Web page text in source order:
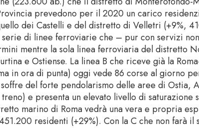
prevedono per il 2020 un carico
dei Castelli e del distretto di Velletri (+9%,
di linee ferroviarie che – pur con servizi
mentre la sola linea ferroviaria del distretto
e Ostiense. La linea B che riceve già la
in ora di punta) oggi vede 86 corse al giorno
del forte pendolarismo delle aree di Ostia,
e presenta un elevato livello di saturazione
marino di Roma vedrà una vera e propria
residenti (+29%). Con la C che non farà il